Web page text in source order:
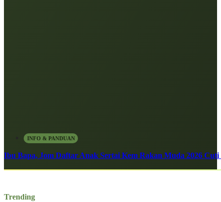
INFO & PANDUAN
Ibu Bapa, Jom Daftar Anak Sertai Kem Rakan Muda 2026
Trending